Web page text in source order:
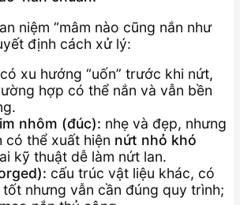
niệm “mâm nào cũng nắn như
định cách xử lý:
có xu hướng “uốn” trước khi nứt,
hợp có thể nắn và vẫn bền
nhôm (đúc): nhẹ và đẹp, nhưng
có thể xuất hiện nứt nhỏ khó
kỹ thuật dễ làm nứt lan.
cấu trúc vật liệu khác, có
nhưng vẫn cần đúng quy trình;